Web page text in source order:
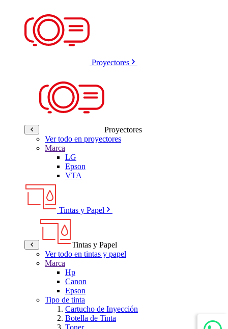
Proyectores
Proyectores
Ver todo en proyectores
Marca
LG
Epson
VTA
Tintas y Papel
Tintas y Papel
Ver todo en tintas y papel
Marca
Hp
Canon
Epson
Tipo de tinta
Cartucho de Inyección
Botella de Tinta
Toner